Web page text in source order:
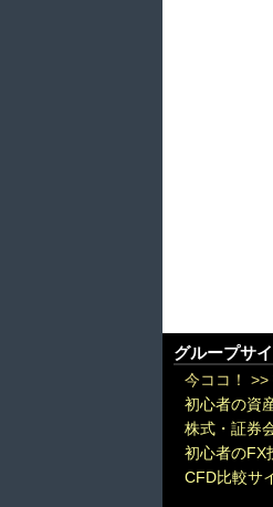
グループサ
今ココ！ >>
初心者の資
株式・証券
初心者のFX
CFD比較サ